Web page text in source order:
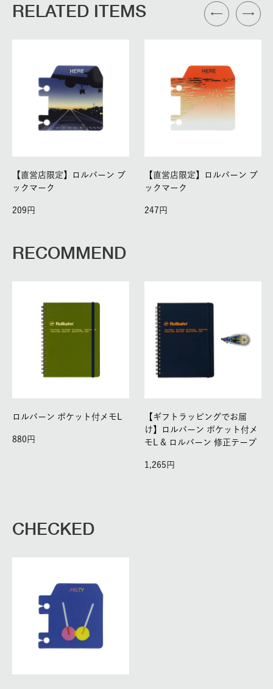
RELATED ITEMS
【直営店限定】ロルバーン ブ
ックマーク
209
【直営店限定】ロルバーン ブ
ックマーク
247
RECOMMEND
ロルバーン ポケット付メモL
880
【ギフトラッピングでお届
け】ロルバーン ポケット付メ
モL & ロルバーン 修正テープ
1,265
CHECKED